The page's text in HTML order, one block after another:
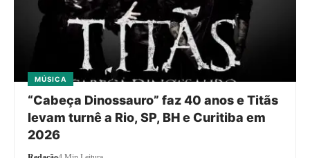
MÚSICA
“Cabeça Dinossauro” faz 40 anos e Titãs
levam turnê a Rio, SP, BH e Curitiba em
2026